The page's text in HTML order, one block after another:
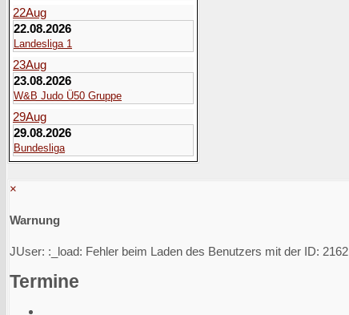
22Aug
22.08.2026
Landesliga 1
23Aug
23.08.2026
W&B Judo Ü50 Gruppe
29Aug
29.08.2026
Bundesliga
×
Warnung
JUser: :_load: Fehler beim Laden des Benutzers mit der ID: 2162
Termine